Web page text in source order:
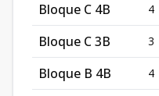
Bloque C 4B 4
Bloque C 3B 3
Bloque B 4B 4